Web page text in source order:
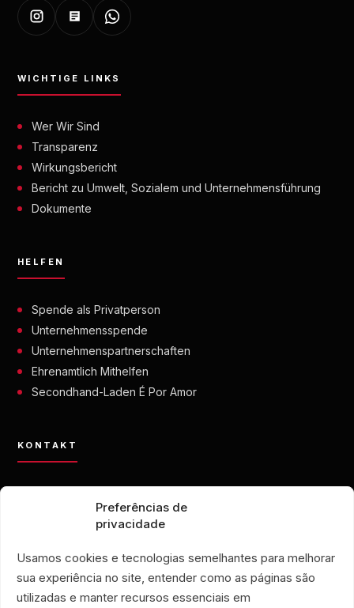
Preferências de
privacidade
Usamos cookies e tecnologias semelhantes para melhorar
sua experiência no site, entender como as páginas são
utilizadas e manter recursos essenciais em
WICHTIGE LINKS
Wer Wir Sind
Transparenz
Wirkungsbericht
Bericht zu Umwelt, Sozialem und Unternehmensführung
Dokumente
HELFEN
Spende als Privatperson
Unternehmensspende
Unternehmenspartnerschaften
Ehrenamtlich Mithelfen
Secondhand-Laden É Por Amor
KONTAKT
+55 21 99028-9090
ONG É POR AMOR
Manguinhos • Rio de Janeiro, Brasilien
SECONDHAND-LADEN É POR AMOR